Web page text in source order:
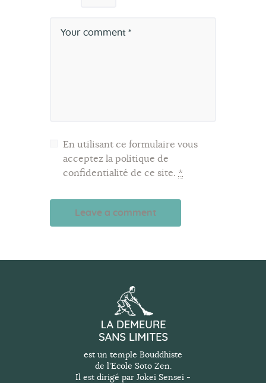
En utilisant ce formulaire vous
acceptez la politique de
confidentialité de ce site. *
l
est un temple Bouddhiste
de l'Ecole Soto Zen.
Il est dirigé par Jokei Sensei -